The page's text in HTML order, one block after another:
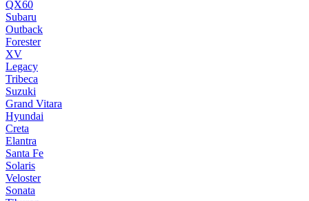
QX60
Subaru
Outback
Forester
XV
Legacy
Tribeca
Suzuki
Grand Vitara
Hyundai
Creta
Elantra
Santa Fe
Solaris
Veloster
Sonata